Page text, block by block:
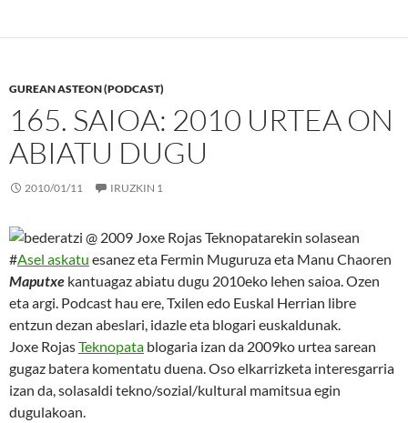
GUREAN ASTEON (PODCAST)
165. SAIOA: 2010 URTEA ON
ABIATU DUGU
2010/01/11 IRUZKIN 1
#Asel askatu esanez eta Fermin Muguruza eta Manu Chaoren
Maputxe kantuagaz abiatu dugu 2010eko lehen saioa. Ozen
eta argi. Podcast hau ere, Txilen edo Euskal Herrian libre
entzun dezan abeslari, idazle eta blogari euskaldunak.
Joxe RojasTeknopata blogaria izan da 2009ko urtea sarean
gugaz batera komentatu duena. Oso elkarrizketa interesgarria
izan da, solasaldi tekno/sozial/kultural mamitsua egin
dugulakoan.